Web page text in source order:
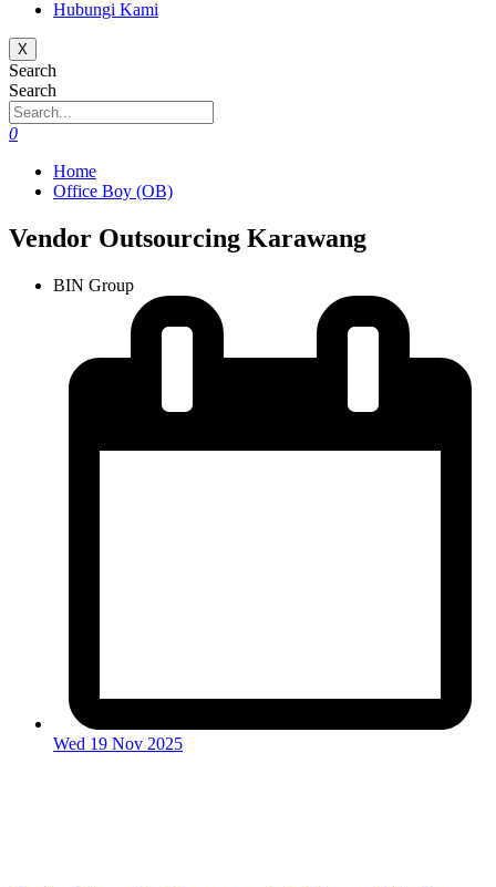
Hubungi Kami
X
Search
Search
0
Home
Office Boy (OB)
Vendor Outsourcing Karawang
BIN Group
Wed 19 Nov 2025